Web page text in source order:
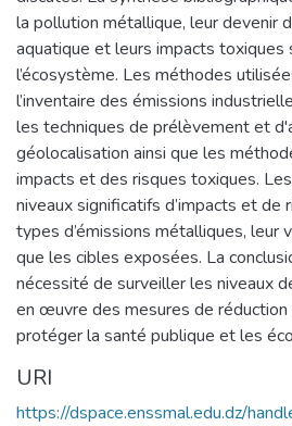
la pollution métallique, leur devenir
aquatique et leurs impacts toxiques
l’écosystème. Les méthodes
l’inventaire des émissions
les techniques de prélèvement et
géolocalisation ainsi que les
impacts et des risques toxiques.
niveaux significatifs d’impacts et de
types d’émissions métalliques, leur
que les cibles exposées. La
nécessité de surveiller les niveaux
en œuvre des mesures de
protéger la santé publique et les
URI
https://dspace.enssmal.edu.dz/